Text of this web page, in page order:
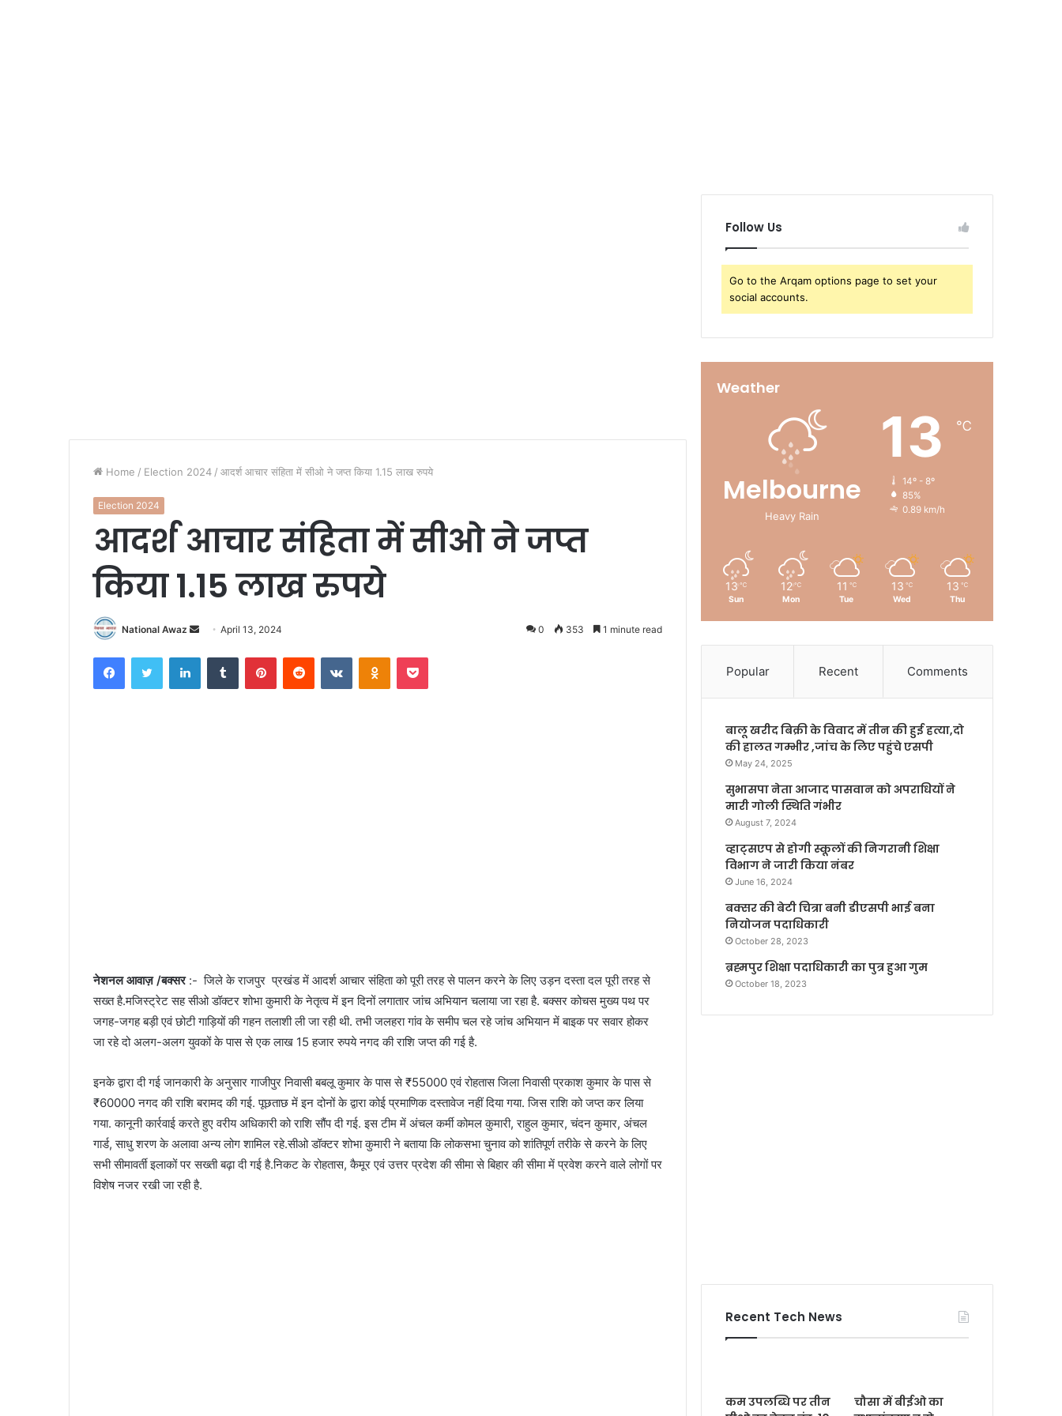
Home / Election 2024 / आदर्श आचार संहिता में सीओ ने जप्त किया 1.15 लाख रुपये
Election 2024
आदर्श आचार संहिता में सीओ ने जप्त
किया 1.15 लाख रुपये
National Awaz
d
April 13, 2024 0 353 1 minute read
नेशनल आवाज़ /बक्सर:- जिले के राजपुर प्रखंड में आदर्श आचार संहिता को पूरी तरह से पालन करने के लिए उड़न दस्ता दल पूरी तरह से
सख्त है.मजिस्ट्रेट सह सीओ डॉक्टर शोभा कुमारी के नेतृत्व में इन दिनों लगातार जांच अभियान चलाया जा रहा है. बक्सर कोचस मुख्य पथ पर
जगह-जगह बड़ी एवं छोटी गाड़ियों की गहन तलाशी ली जा रही थी. तभी जलहरा गांव के समीप चल रहे जांच अभियान में बाइक पर सवार होकर
जा रहे दो अलग-अलग युवकों के पास से एक लाख 15 हजार रुपये नगद की राशि जप्त की गई है.
इनके द्वारा दी गई जानकारी के अनुसार गाजीपुर निवासी बबलू कुमार के पास से ₹55000 एवं रोहतास जिला निवासी प्रकाश कुमार के पास से
₹60000 नगद की राशि बरामद की गई. पूछताछ में इन दोनों के द्वारा कोई प्रमाणिक दस्तावेज नहीं दिया गया. जिस राशि को जप्त कर लिया
गया. कानूनी कार्रवाई करते हुए वरीय अधिकारी को राशि सौंप दी गई. इस टीम में अंचल कर्मी कोमल कुमारी, राहुल कुमार, चंदन कुमार, अंचल
गार्ड, साधु शरण के अलावा अन्य लोग शामिल रहे.सीओ डॉक्टर शोभा कुमारी ने बताया कि लोकसभा चुनाव को शांतिपूर्ण तरीके से करने के लिए
सभी सीमावर्ती इलाकों पर सख्ती बढ़ा दी गई है.निकट के रोहतास, कैमूर एवं उत्तर प्रदेश की सीमा से बिहार की सीमा में प्रवेश करने वाले लोगों पर
विशेष नजर रखी जा रही है.
Follow Us
Go to the Arqam options page to set your
social accounts.
Weather
Melbourne
Heavy Rain
13 ℃
14º - 8º
85%
0.89 km/h
13 ℃
Sun
12 ℃
Mon
11 ℃
Tue
13 ℃
Wed
13 ℃
Thu
Popular Recent Comments
बालू खरीद बिक्री के विवाद में तीन की हुई हत्या,दो
की हालत गम्भीर ,जांच के लिए पहुंचे एसपी
May 24, 2025
सुभासपा नेता आजाद पासवान को अपराधियों ने
मारी गोली स्थिति गंभीर
August 7, 2024
व्हाट्सएप से होगी स्कूलों की निगरानी शिक्षा
विभाग ने जारी किया नंबर
June 16, 2024
बक्सर की बेटी चित्रा बनी डीएसपी भाई बना
नियोजन पदाधिकारी
October 28, 2023
ब्रह्मपुर शिक्षा पदाधिकारी का पुत्र हुआ गुम
October 18, 2023
Recent Tech News
कम उपलब्धि पर तीन
चौसा में बीईओ का